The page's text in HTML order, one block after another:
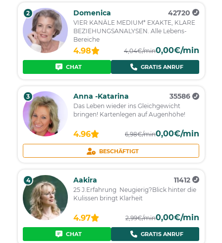
2 Domenica 42720
VIER KANÄLE MEDIUM* EXAKTE, KLARE
BEZIEHUNGSANALYSEN. Alle Lebens-
Bereiche
4.98 4,04€/min0,00€/min
CHAT GRATIS ANRUF
3 Anna -Katarina 35586
Das Leben wieder ins Gleichgewicht
bringen! Kartenlegen auf Augenhöhe!
4.96 6,98€/min0,00€/min
BESCHÄFTIGT
4 Aakira 11412
25 J.Erfahrung Neugierig?Blick hinter die
Kulissen bringt Klarheit
4.97 2,99€/min0,00€/min
CHAT GRATIS ANRUF